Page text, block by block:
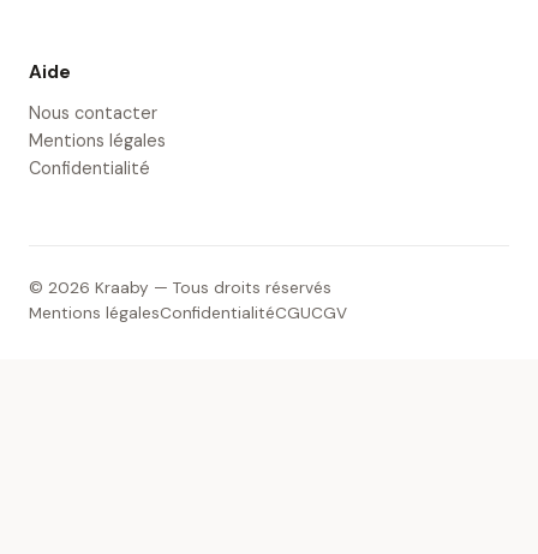
Aide
Nous contacter
Mentions légales
Confidentialité
© 2026 Kraaby — Tous droits réservés
Mentions légalesConfidentialitéCGUCGV